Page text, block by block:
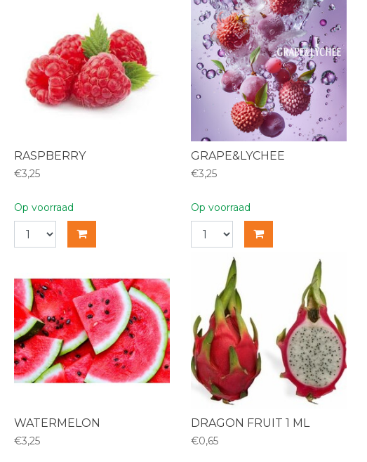
RASPBERRY
€3,25
Op voorraad
GRAPE&LYCHEE
€3,25
Op voorraad
WATERMELON
€3,25
DRAGON FRUIT 1 ML
€0,65